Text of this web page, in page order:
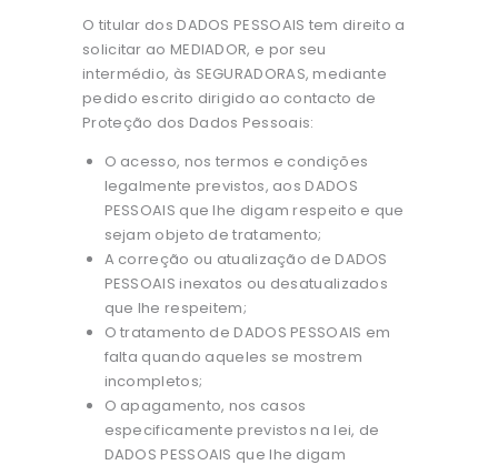
O titular dos DADOS PESSOAIS tem direito a
solicitar ao MEDIADOR, e por seu
intermédio, às SEGURADORAS, mediante
pedido escrito dirigido ao contacto de
Proteção dos Dados Pessoais:
O acesso, nos termos e condições
legalmente previstos, aos DADOS
PESSOAIS que lhe digam respeito e que
sejam objeto de tratamento;
A correção ou atualização de DADOS
PESSOAIS inexatos ou desatualizados
que lhe respeitem;
O tratamento de DADOS PESSOAIS em
falta quando aqueles se mostrem
incompletos;
O apagamento, nos casos
especificamente previstos na lei, de
DADOS PESSOAIS que lhe digam